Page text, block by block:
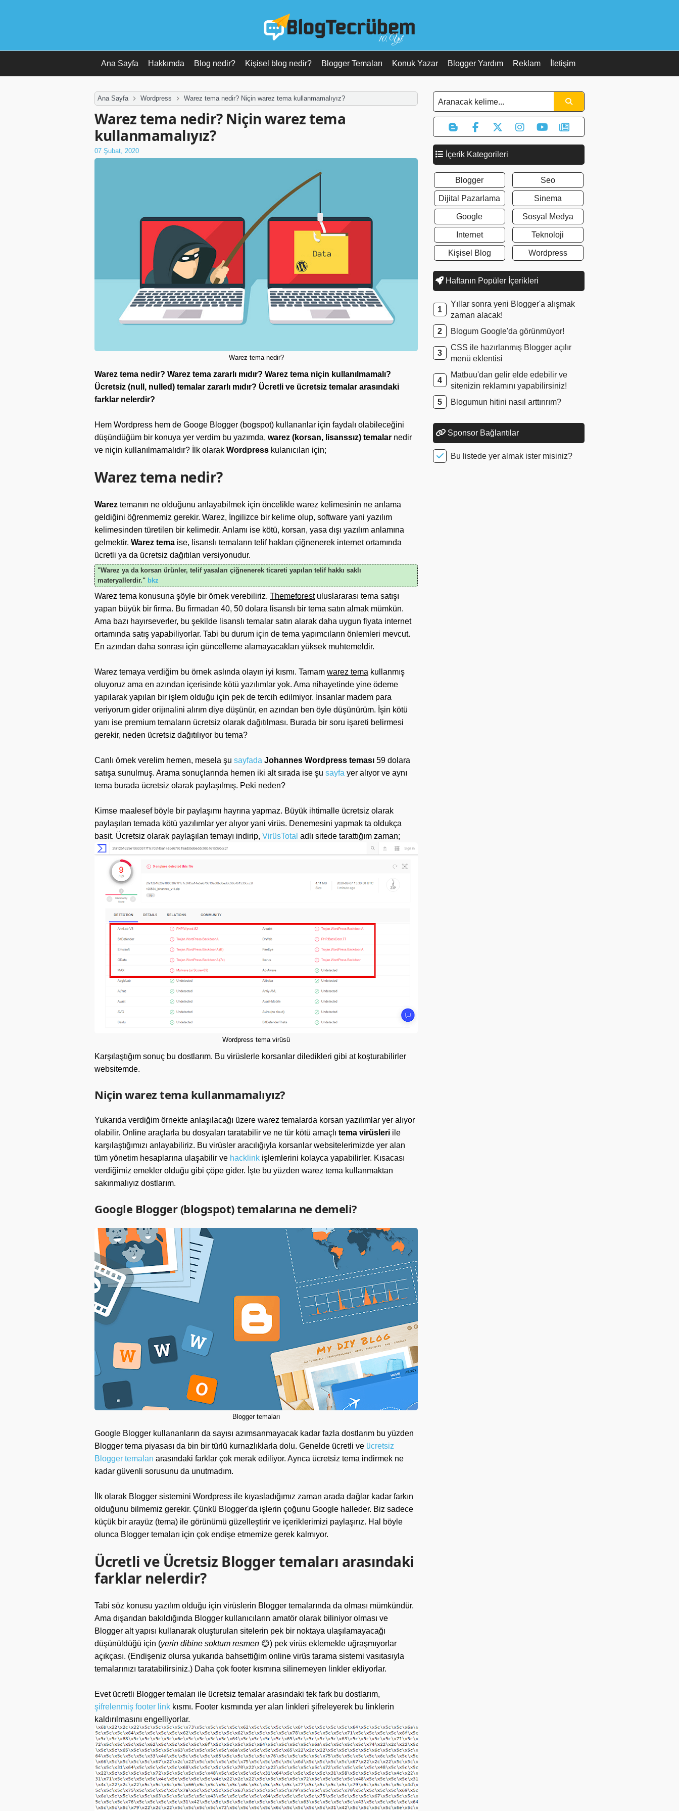
10. Yıl
Ana Sayfa Hakkımda Blog nedir? Kişisel blog nedir? Blogger Temaları Konuk Yazar Blogger Yardım Reklam İletişim
Ana Sayfa Wordpress Warez tema nedir? Niçin warez tema kullanmamalıyız?
Warez tema nedir? Niçin warez tema
kullanmamalıyız?
07 Şubat, 2020
Warez tema nedir?
Warez tema nedir? Warez tema zararlı mıdır? Warez tema niçin kullanılmamalı?
Ücretsiz (null, nulled) temalar zararlı mıdır? Ücretli ve ücretsiz temalar arasındaki
farklar nelerdir?
Hem Wordpress hem de Googe Blogger (bogspot) kullananlar için faydalı olabileceğini
düşündüğüm bir konuya yer verdim bu yazımda, warez (korsan, lisanssız) temalar nedir
ve niçin kullanılmamalıdır? İlk olarak Wordpress kulanıcıları için;
Warez tema nedir?
Warez temanın ne olduğunu anlayabilmek için öncelikle warez kelimesinin ne anlama
geldiğini öğrenmemiz gerekir. Warez, İngilizce bir kelime olup, software yani yazılım
kelimesinden türetilen bir kelimedir. Anlamı ise kötü, korsan, yasa dışı yazılım anlamına
gelmektir. Warez tema ise, lisanslı temaların telif hakları çiğnenerek internet ortamında
ücretli ya da ücretsiz dağıtılan versiyonudur.
"Warez ya da korsan ürünler, telif yasaları çiğnenerek ticareti yapılan telif hakkı saklı
materyallerdir." bkz
Warez tema konusuna şöyle bir örnek verebiliriz. Themeforestuluslararası tema satışı
yapan büyük bir firma. Bu firmadan 40, 50 dolara lisanslı bir tema satın almak mümkün.
Ama bazı hayırseverler, bu şekilde lisanslı temalar satın alarak daha uygun fiyata internet
ortamında satış yapabiliyorlar. Tabi bu durum için de tema yapımcıların önlemleri mevcut.
En azından daha sonrası için güncelleme alamayacakları yüksek muhtemeldir.
Warez temaya verdiğim bu örnek aslında olayın iyi kısmı. Tamam warez tema kullanmış
oluyoruz ama en azından içerisinde kötü yazılımlar yok. Ama nihayetinde yine ödeme
yapılarak yapılan bir işlem olduğu için pek de tercih edilmiyor. İnsanlar madem para
veriyorum gider orijınalini alırım diye düşünür, en azından ben öyle düşünürüm. İşin kötü
yanı ise premium temaların ücretsiz olarak dağıtılması. Burada bir soru işareti belirmesi
gerekir, neden ücretsiz dağıtılıyor bu tema?
Canlı örnek verelim hemen, mesela şu sayfada Johannes Wordpress teması 59 dolara
satışa sunulmuş. Arama sonuçlarında hemen iki alt sırada ise şu sayfa yer alıyor ve aynı
tema burada ücretsiz olarak paylaşılmış. Peki neden?
Kimse maalesef böyle bir paylaşımı hayrına yapmaz. Büyük ihtimalle ücretsiz olarak
paylaşılan temada kötü yazılımlar yer alıyor yani virüs. Denemesini yapmak ta oldukça
basit. Ücretsiz olarak paylaşılan temayı indirip, VirüsTotal adlı sitede tarattığım zaman;
Wordpress tema virüsü
Karşılaştığım sonuç bu dostlarım. Bu virüslerle korsanlar diledikleri gibi at koşturabilirler
websitemde.
Niçin warez tema kullanmamalıyız?
Yukarıda verdiğim örnekte anlaşılacağı üzere warez temalarda korsan yazılımlar yer alıyor
olabilir. Online araçlarla bu dosyaları taratabilir ve ne tür kötü amaçlı tema virüsleri ile
karşılaştığımızı anlayabiliriz. Bu virüsler aracılığıyla korsanlar websitelerimizde yer alan
tüm yönetim hesaplarına ulaşabilir ve hacklink işlemlerini kolayca yapabilirler. Kısacası
verdiğimiz emekler olduğu gibi çöpe gider. İşte bu yüzden warez tema kullanmaktan
sakınmalıyız dostlarım.
Google Blogger (blogspot) temalarına ne demeli?
Blogger temaları
Google Blogger kullananların da sayısı azımsanmayacak kadar fazla dostlarım bu yüzden
Blogger tema piyasası da bin bir türlü kurnazlıklarla dolu. Genelde ücretli ve ücretsiz
Blogger temaları arasındaki farklar çok merak ediliyor. Ayrıca ücretsiz tema indirmek ne
kadar güvenli sorusunu da unutmadım.
İlk olarak Blogger sistemini Wordpress ile kıyasladığımız zaman arada dağlar kadar farkın
olduğunu bilmemiz gerekir. Çünkü Blogger'da işlerin çoğunu Google halleder. Biz sadece
küçük bir arayüz (tema) ile görünümü güzelleştirir ve içeriklerimizi paylaşırız. Hal böyle
olunca Blogger temaları için çok endişe etmemize gerek kalmıyor.
Ücretli ve Ücretsiz Blogger temaları arasındaki
farklar nelerdir?
Tabi söz konusu yazılım olduğu için virüslerin Blogger temalarında da olması mümkündür.
Ama dışarıdan bakıldığında Blogger kullanıcıların amatör olarak biliniyor olması ve
Blogger alt yapısı kullanarak oluşturulan sitelerin pek bir noktaya ulaşılamayacağı
düşünüldüğü için (yerin dibine soktum resmen 😊) pek virüs eklemekle uğraşmıyorlar
açıkçası. (Endişeniz olursa yukarıda bahsettiğim online virüs tarama sistemi vasıtasıyla
temalarınızı taratabilirsiniz.) Daha çok footer kısmına silinemeyen linkler ekliyorlar.
Evet ücretli Blogger temaları ile ücretsiz temalar arasındaki tek fark bu dostlarım,
şifrelenmiş footer link kısmı. Footer kısmında yer alan linkleri şifreleyerek bu linklerin
kaldırılmasını engelliyorlar.
İçerik Kategorileri
Blogger
Dijital Pazarlama
Google
Internet
Kişisel Blog
Seo
Sinema
Sosyal Medya
Teknoloji
Wordpress
Haftanın Popüler İçerikleri
Yıllar sonra yeni Blogger'a alışmak
zaman alacak!
Blogum Google'da görünmüyor!
CSS ile hazırlanmış Blogger açılır
menü eklentisi
Matbuu'dan gelir elde edebilir ve
sitenizin reklamını yapabilirsiniz!
Blogumun hitini nasıl arttırırım?
Sponsor Bağlantılar
Bu listede yer almak ister misiniz?